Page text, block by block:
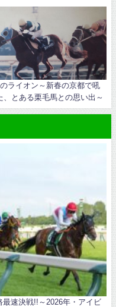
ライオン～新春の京都で吼
、とある栗毛馬との思い出～
最速決戦!!～2026年・アイビ